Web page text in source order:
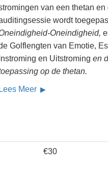
tot Dianetics
–
David Miscavige -
Scientology
van een thetan
wordt
Oneindigheid,
Golflengten van Emotie,
Instroming en Uitstroming en
op de thetan.
Lees Meer
€30